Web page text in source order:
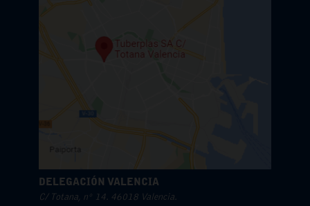
DELEGACIÓN VALENCIA
C/ Totana, nº 14. 46018 Valencia.